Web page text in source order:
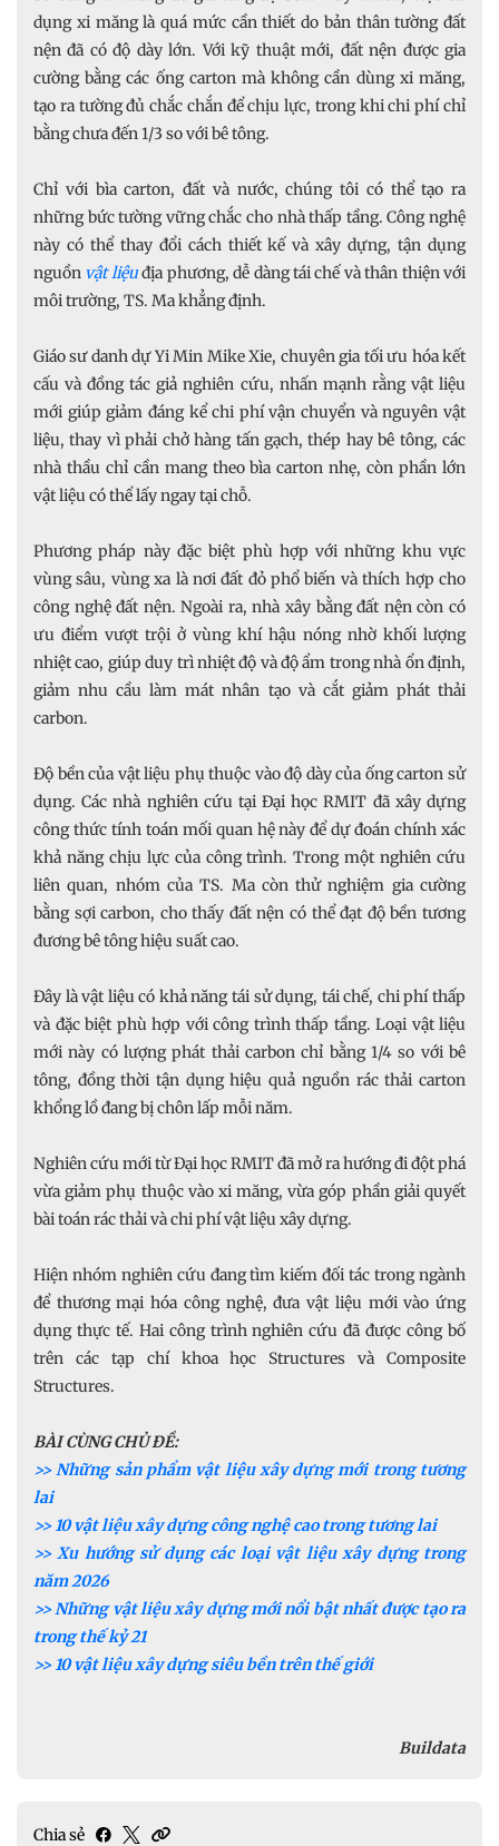
dụng xi măng là quá mức cần thiết do bản thân tường đất
nện đã có độ dày lớn. Với kỹ thuật mới, đất nện được gia
cường bằng các ống carton mà không cần dùng xi măng,
tạo ra tường đủ chắc chắn để chịu lực, trong khi chi phí chỉ
bằng chưa đến 1/3 so với bê tông.
Chỉ với bìa carton, đất và nước, chúng tôi có thể tạo ra
những bức tường vững chắc cho nhà thấp tầng. Công nghệ
này có thể thay đổi cách thiết kế và xây dựng, tận dụng
nguồn vật liệuđịa phương, dễ dàng tái chế và thân thiện với
môi trường, TS. Ma khẳng định.
Giáo sư danh dự Yi Min Mike Xie, chuyên gia tối ưu hóa kết
cấu và đồng tác giả nghiên cứu, nhấn mạnh rằng vật liệu
mới giúp giảm đáng kể chi phí vận chuyển và nguyên vật
liệu, thay vì phải chở hàng tấn gạch, thép hay bê tông, các
nhà thầu chỉ cần mang theo bìa carton nhẹ, còn phần lớn
vật liệu có thể lấy ngay tại chỗ.
Phương pháp này đặc biệt phù hợp với những khu vực
vùng sâu, vùng xa là nơi đất đỏ phổ biến và thích hợp cho
công nghệ đất nện. Ngoài ra, nhà xây bằng đất nện còn có
ưu điểm vượt trội ở vùng khí hậu nóng nhờ khối lượng
nhiệt cao, giúp duy trì nhiệt độ và độ ẩm trong nhà ổn định,
giảm nhu cầu làm mát nhân tạo và cắt giảm phát thải
carbon.
Độ bền của vật liệu phụ thuộc vào độ dày của ống carton sử
dụng. Các nhà nghiên cứu tại Đại học RMIT đã xây dựng
công thức tính toán mối quan hệ này để dự đoán chính xác
khả năng chịu lực của công trình. Trong một nghiên cứu
liên quan, nhóm của TS. Ma còn thử nghiệm gia cường
bằng sợi carbon, cho thấy đất nện có thể đạt độ bền tương
đương bê tông hiệu suất cao.
Đây là vật liệu có khả năng tái sử dụng, tái chế, chi phí thấp
và đặc biệt phù hợp với công trình thấp tầng. Loại vật liệu
mới này có lượng phát thải carbon chỉ bằng 1/4 so với bê
tông, đồng thời tận dụng hiệu quả nguồn rác thải carton
khổng lồ đang bị chôn lấp mỗi năm.
Nghiên cứu mới từ Đại học RMIT đã mở ra hướng đi đột phá
vừa giảm phụ thuộc vào xi măng, vừa góp phần giải quyết
bài toán rác thải và chi phí vật liệu xây dựng.
Hiện nhóm nghiên cứu đang tìm kiếm đối tác trong ngành
để thương mại hóa công nghệ, đưa vật liệu mới vào ứng
dụng thực tế. Hai công trình nghiên cứu đã được công bố
trên các tạp chí khoa học Structures và Composite
Structures.
BÀI CÙNG CHỦ ĐỀ:
>> Những sản phẩm vật liệu xây dựng mới trong tương
lai
>> 10 vật liệu xây dựng công nghệ cao trong tương lai
>> Xu hướng sử dụng các loại vật liệu xây dựng trong
năm 2026
>> Những vật liệu xây dựng mới nổi bật nhất được tạo ra
trong thế kỷ 21
>> 10 vật liệu xây dựng siêu bền trên thế giới
Buildata
Chia sẻ